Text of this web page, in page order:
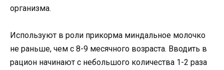
организма.
Используют в роли прикорма миндальное молочко
не раньше, чем с 8-9 месячного возраста. Вводить в
рацион начинают с небольшого количества 1-2 раза